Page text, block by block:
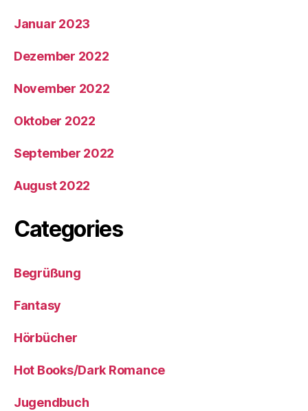
Januar 2023
Dezember 2022
November 2022
Oktober 2022
September 2022
August 2022
Categories
Begrüßung
Fantasy
Hörbücher
Hot Books/Dark Romance
Jugendbuch